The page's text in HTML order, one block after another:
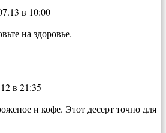
в 10:00
на здоровье.
в 21:35
и кофе. Этот десерт точно для